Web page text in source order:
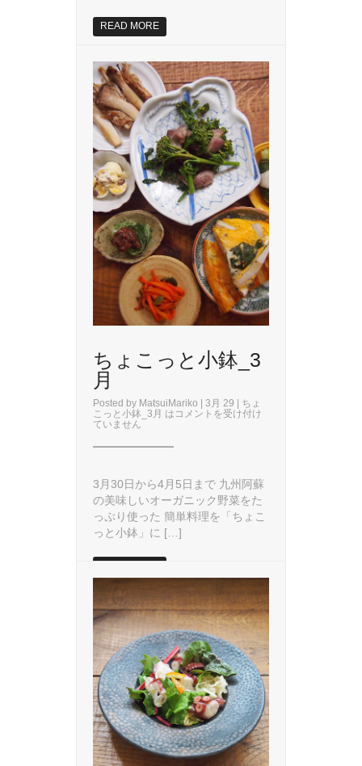
READ MORE
ちょこっと小鉢_3
月
Posted by MatsuiMariko | 3月 29 | ちょ
こっと小鉢_3月 は コメントを受け付け
ていません
3月30日から4月5日まで 九州阿蘇
の美味しいオーガニック野菜をた
っぷり使った 簡単料理を「ちょこ
っと小鉢」に […]